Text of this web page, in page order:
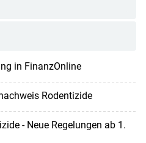
in FinanzOnline
Rodentizide
- Neue Regelungen ab 1.